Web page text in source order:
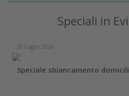
Speciali in
20 Luglio 2026
Speciale sbiancamento